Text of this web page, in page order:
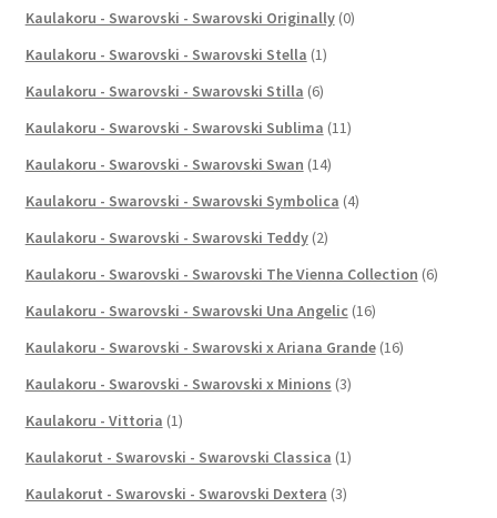
Kaulakoru - Swarovski - Swarovski Originally (0)
Kaulakoru - Swarovski - Swarovski Stella (1)
Kaulakoru - Swarovski - Swarovski Stilla (6)
Kaulakoru - Swarovski - Swarovski Sublima (11)
Kaulakoru - Swarovski - Swarovski Swan (14)
Kaulakoru - Swarovski - Swarovski Symbolica (4)
Kaulakoru - Swarovski - Swarovski Teddy (2)
Kaulakoru - Swarovski - Swarovski The Vienna Collection (6)
Kaulakoru - Swarovski - Swarovski Una Angelic (16)
Kaulakoru - Swarovski - Swarovski x Ariana Grande (16)
Kaulakoru - Swarovski - Swarovski x Minions (3)
Kaulakoru - Vittoria (1)
Kaulakorut - Swarovski - Swarovski Classica (1)
Kaulakorut - Swarovski - Swarovski Dextera (3)